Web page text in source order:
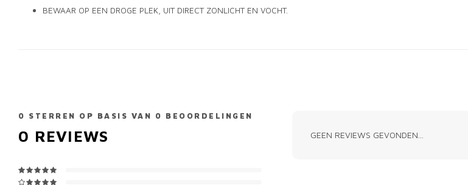
BEWAAR OP EEN DROGE PLEK, UIT DIRECT ZONLICHT EN VOCHT.
0 STERREN OP BASIS VAN 0 BEOORDELINGEN
0 REVIEWS GEEN REVIEWS GEVONDEN...